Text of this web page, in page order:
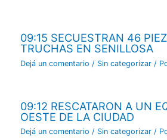
09:15 SECUESTRAN 46
TRUCHAS EN SENILLOSA
Dejá un comentario / Sin categorizar /
09:12 RESCATARON A UN
OESTE DE LA CIUDAD
Dejá un comentario / Sin categorizar /